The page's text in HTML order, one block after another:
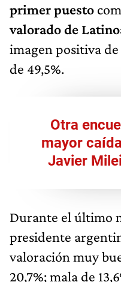
primer puesto
valorado de
imagen positiva
de 49,5%.
Otra
mayor
Javier
Durante el último
presidente
valoración muy
20,7%; mala de